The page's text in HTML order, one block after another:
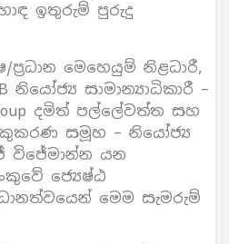
ඉතුරුම් පුරුදු
ප‍්‍රධාන මෙහෙයුම් නිළධාරී,
නියෝජ්‍ය සාමාන්‍යාධිකාරී –
දමිත් පල්ලේවත්ත සහ
සමූහ – නියෝජ්‍ය
විජේමාන්න යන
ජ්‍යෙෂ්ඨ
මෙම සැමරුම්